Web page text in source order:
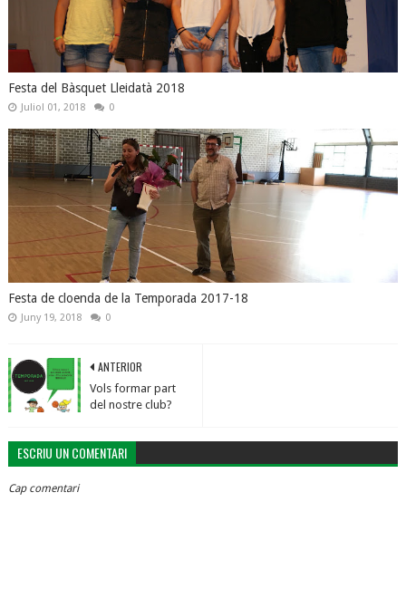
Festa del Bàsquet Lleidatà 2018
Juliol 01, 2018 0
Festa de cloenda de la Temporada 2017-18
Juny 19, 2018 0
ANTERIOR
Vols formar part
del nostre club?
ESCRIU UN COMENTARI
Cap comentari